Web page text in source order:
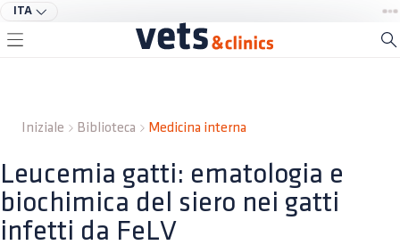
ITA
Iniziale Biblioteca Medicina interna
Leucemia gatti: ematologia e
biochimica del siero nei gatti
infetti da FeLV